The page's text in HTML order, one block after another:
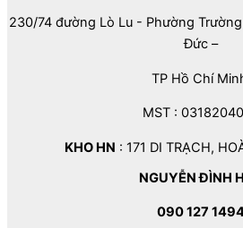
230/74 đường Lò Lu - Phường
Đức –
TP Hồ Chí
MST :
KHO HN : 171 DI TRẠCH,
NGUYỄN ĐÌNH
090 127